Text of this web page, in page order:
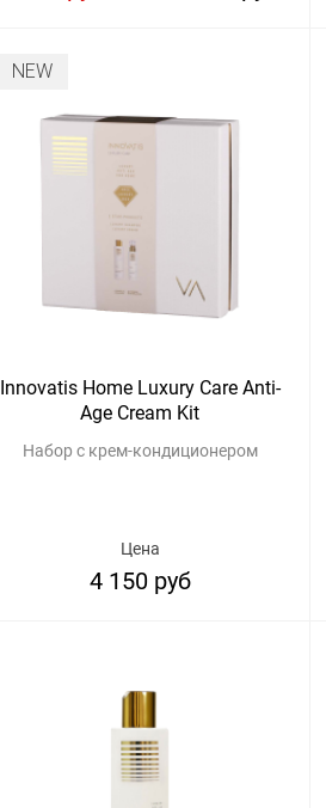
NEW
Innovatis Home Luxury Care Anti-
Age Cream Kit
Набор с крем-кондиционером
Цена
4 150 руб